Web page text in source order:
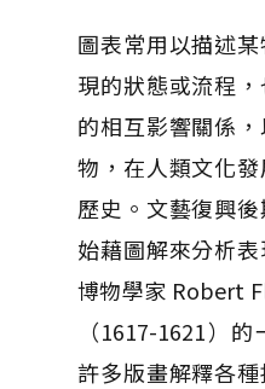
圖表常用以描述
現的狀態或流程
的相互影響關係
物，在人類文化
歷史。文藝復興
始藉圖解來分析
博物學家 Robert
（1617-1621）
許多版畫解釋各